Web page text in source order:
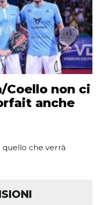
Coello non ci
anche
quello che verrà